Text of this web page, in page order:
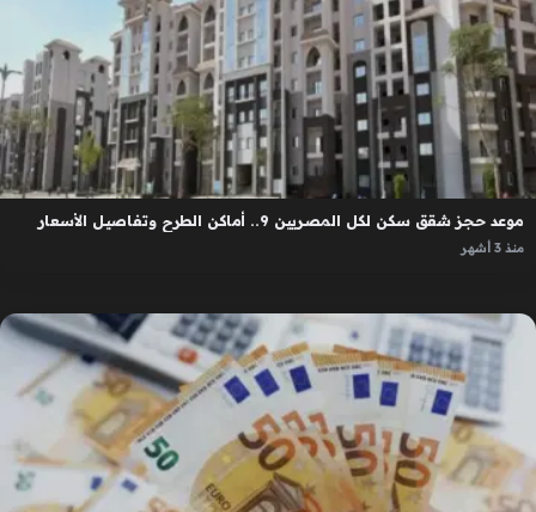
موعد حجز شقق سكن لكل المصريين 9.. أماكن الطرح وتفاصيل الأسعار
منذ 3 أشهر